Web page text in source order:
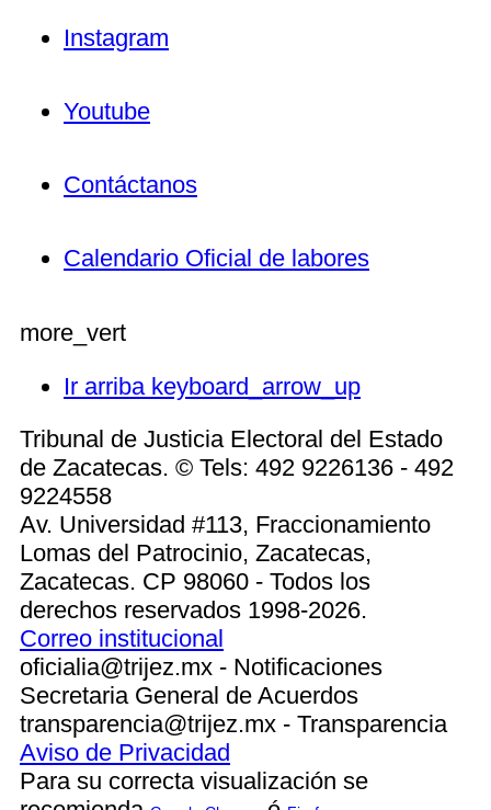
Instagram
Youtube
Contáctanos
Calendario Oficial de labores
more_vert
Ir arriba keyboard_arrow_up
Tribunal de Justicia Electoral del Estado
de Zacatecas. © Tels: 492 9226136 - 492
9224558
Av. Universidad #113, Fraccionamiento
Lomas del Patrocinio, Zacatecas,
Zacatecas. CP 98060 - Todos los
derechos reservados 1998-2026.
Correo institucional
oficialia@trijez.mx - Notificaciones
Secretaria General de Acuerdos
transparencia@trijez.mx - Transparencia
Aviso de Privacidad
Para su correcta visualización se